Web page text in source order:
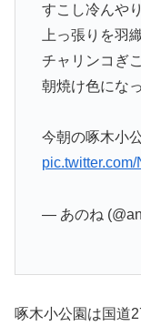
すこし冷んや
上っ張りを羽
チャリンコぎ
朝焼け色にな
今朝の啄木小
— あのね
啄木小公園は国道